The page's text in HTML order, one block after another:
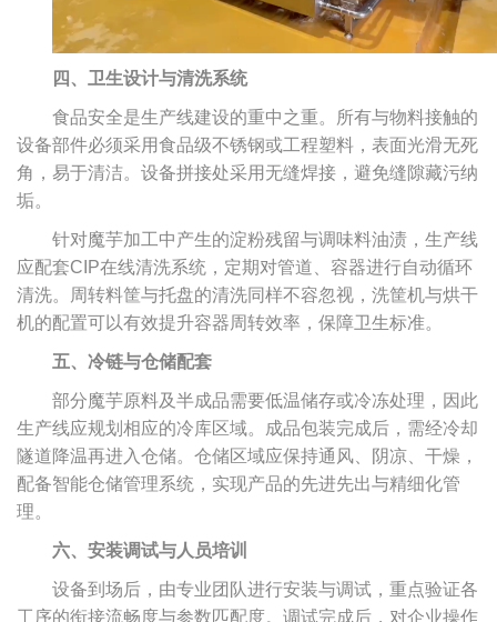
四、卫生设计与清洗系统
食品安全是生产线建设的重中之重。所有与物料接触的
设备部件必须采用食品级不锈钢或工程塑料，表面光滑无死
角，易于清洁。设备拼接处采用无缝焊接，避免缝隙藏污纳
垢。
针对魔芋加工中产生的淀粉残留与调味料油渍，生产线
应配套CIP在线清洗系统，定期对管道、容器进行自动循环
清洗。周转料筐与托盘的清洗同样不容忽视，洗筐机与烘干
机的配置可以有效提升容器周转效率，保障卫生标准。
五、冷链与仓储配套
部分魔芋原料及半成品需要低温储存或冷冻处理，因此
生产线应规划相应的冷库区域。成品包装完成后，需经冷却
隧道降温再进入仓储。仓储区域应保持通风、阴凉、干燥，
配备智能仓储管理系统，实现产品的先进先出与精细化管
理。
六、安装调试与人员培训
设备到场后，由专业团队进行安装与调试，重点验证各
工序的衔接流畅度与参数匹配度。调试完成后，对企业操作